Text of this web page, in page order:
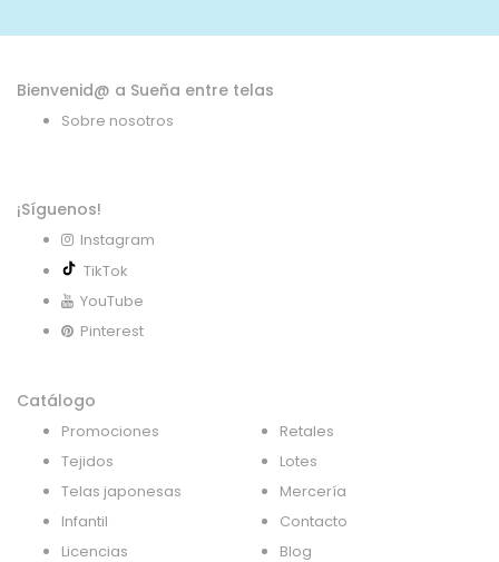
Bienvenid@ a Sueña entre telas
Sobre nosotros
¡Síguenos!
Instagram
TikTok
YouTube
Pinterest
Catálogo
Promociones
Tejidos
Telas japonesas
Infantil
Licencias
Retales
Lotes
Mercería
Contacto
Blog